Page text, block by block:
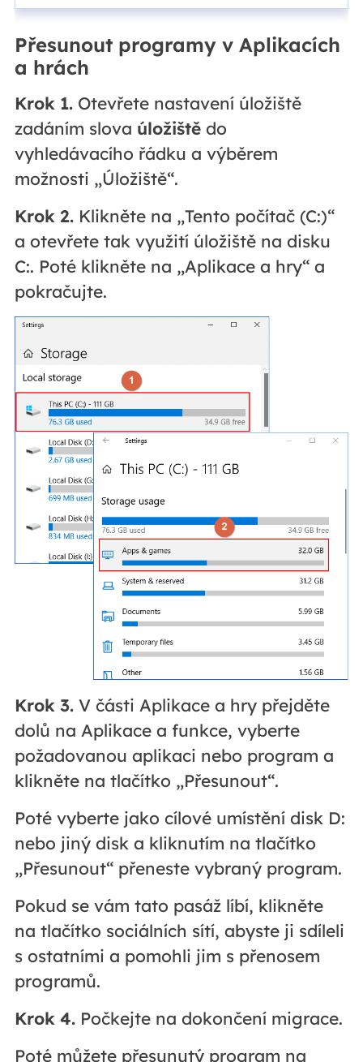
Přesunout programy v Aplikacích
a hrách
Krok 1.Otevřete nastavení úložiště
zadáním slova úložištědo
vyhledávacího řádku a výběrem
možnosti „Úložiště“.
Krok 2.Klikněte na „Tento počítač (C:)“
a otevřete tak využití úložiště na disku
C:. Poté klikněte na „Aplikace a hry“ a
pokračujte.
Krok 3.V části Aplikace a hry přejděte
dolů na Aplikace a funkce, vyberte
požadovanou aplikaci nebo program a
klikněte na tlačítko „Přesunout“.
Poté vyberte jako cílové umístění disk D:
nebo jiný disk a kliknutím na tlačítko
„Přesunout“ přeneste vybraný program.
Pokud se vám tato pasáž líbí, klikněte
na tlačítko sociálních sítí, abyste ji sdíleli
s ostatními a pomohli jim s přenosem
programů.
Krok 4.Počkejte na dokončení migrace.
Poté můžete přesunutý program na